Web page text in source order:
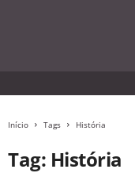
Início Tags História
Tag: História